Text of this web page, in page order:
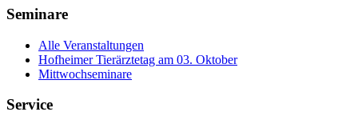
Seminare
Alle Veranstaltungen
Hofheimer Tierärztetag am 03. Oktober
Mittwochseminare
Service